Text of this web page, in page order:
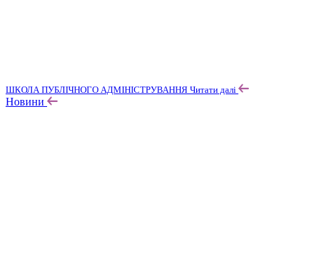
ШКОЛА ПУБЛІЧНОГО АДМІНІСТРУВАННЯ Читати далі
Новини